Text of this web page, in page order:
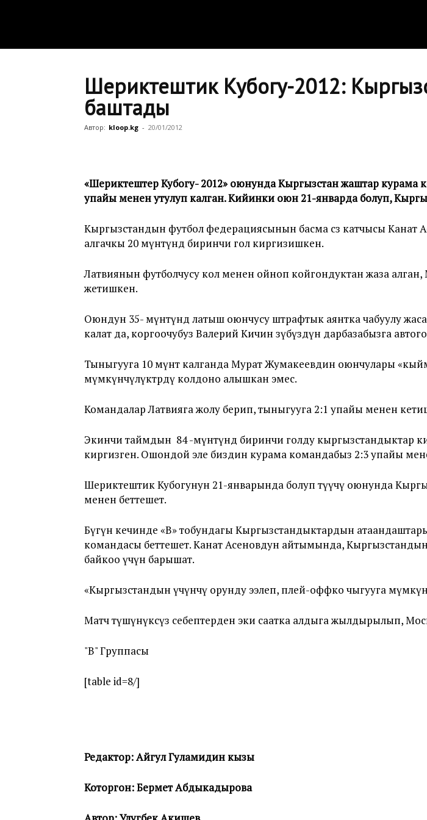
Шериктештик Кубогу-2012:
баштады
Автор: kloop.kg - 20/01/2012
«Шериктештер Кубогу- 2012» оюнунда Кыргызстан жаштар
упайы менен утулуп калган. Кийинки оюн 21-январда болуп,
Кыргызстандын футбол федерациясынын басма сөз катчысы
алгачкы 20 мүнөтүндө биринчи гол киргизишкен.
Латвиянын футболчусу кол менен ойноп койгондуктан жаза алган,
жетишкен.
Оюндун 35- мүнөтүндө латыш оюнчусу штрафтык аянтка чабуулу
калат да, коргоочубуз Валерий Кичин өзүбүздүн дарбазабызга
Тыныгууга 10 мүнөт калганда Мурат Жумакеевдин оюнчулары
мүмкүнчүлүктөрдү колдоно алышкан эмес.
Командалар Латвияга жолу берип, тыныгууга 2:1 упайы менен
Экинчи таймдын 84 -мүнөтүндө биринчи голду кыргызстандыктар
киргизген. Ошондой эле биздин курама командабыз 2:3 упайы
Шериктештик Кубогунун 21-январында болуп өтүүчү оюнунда
менен беттешет.
Бүгүн кечинде «В» тобундагы Кыргызстандыктардын
командасы беттешет. Канат Асеновдун айтымында,
байкоо үчүн барышат.
«Кыргызстандын үчүнчү орунду ээлеп, плей-оффко чыгууга
Матч түшүнүксүз себептерден эки саатка алдыга жылдырылып,
"В" Группасы
[table id=8/]
Редактор: Айгул Гуламидин кызы
Которгон: Бермет Абдыкадырова